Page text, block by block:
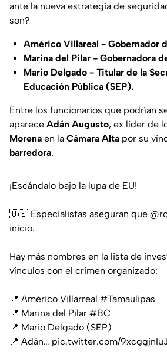
ante la nueva estrategia de
son?
Américo Villareal - Gobernador
Marina del Pilar - Gobernadora
Mario Delgado - Titular de la
Educación Pública (SEP).
Entre los funcionarios que podrían
aparece Adán Augusto, ex líder de
Morena en la Cámara Alta por su
barredora.
¡Escándalo bajo la lupa de EU!
🇺🇸 Especialistas aseguran que
inicio.
Hay más nombres en la lista de
vínculos con el crimen organizado:
📍 Américo Villarreal #Tamaulipas
📍 Marina del Pilar #BC
📍 Mario Delgado (SEP)
📍 Adán… pic.twitter.com/9xcggjnIuJ